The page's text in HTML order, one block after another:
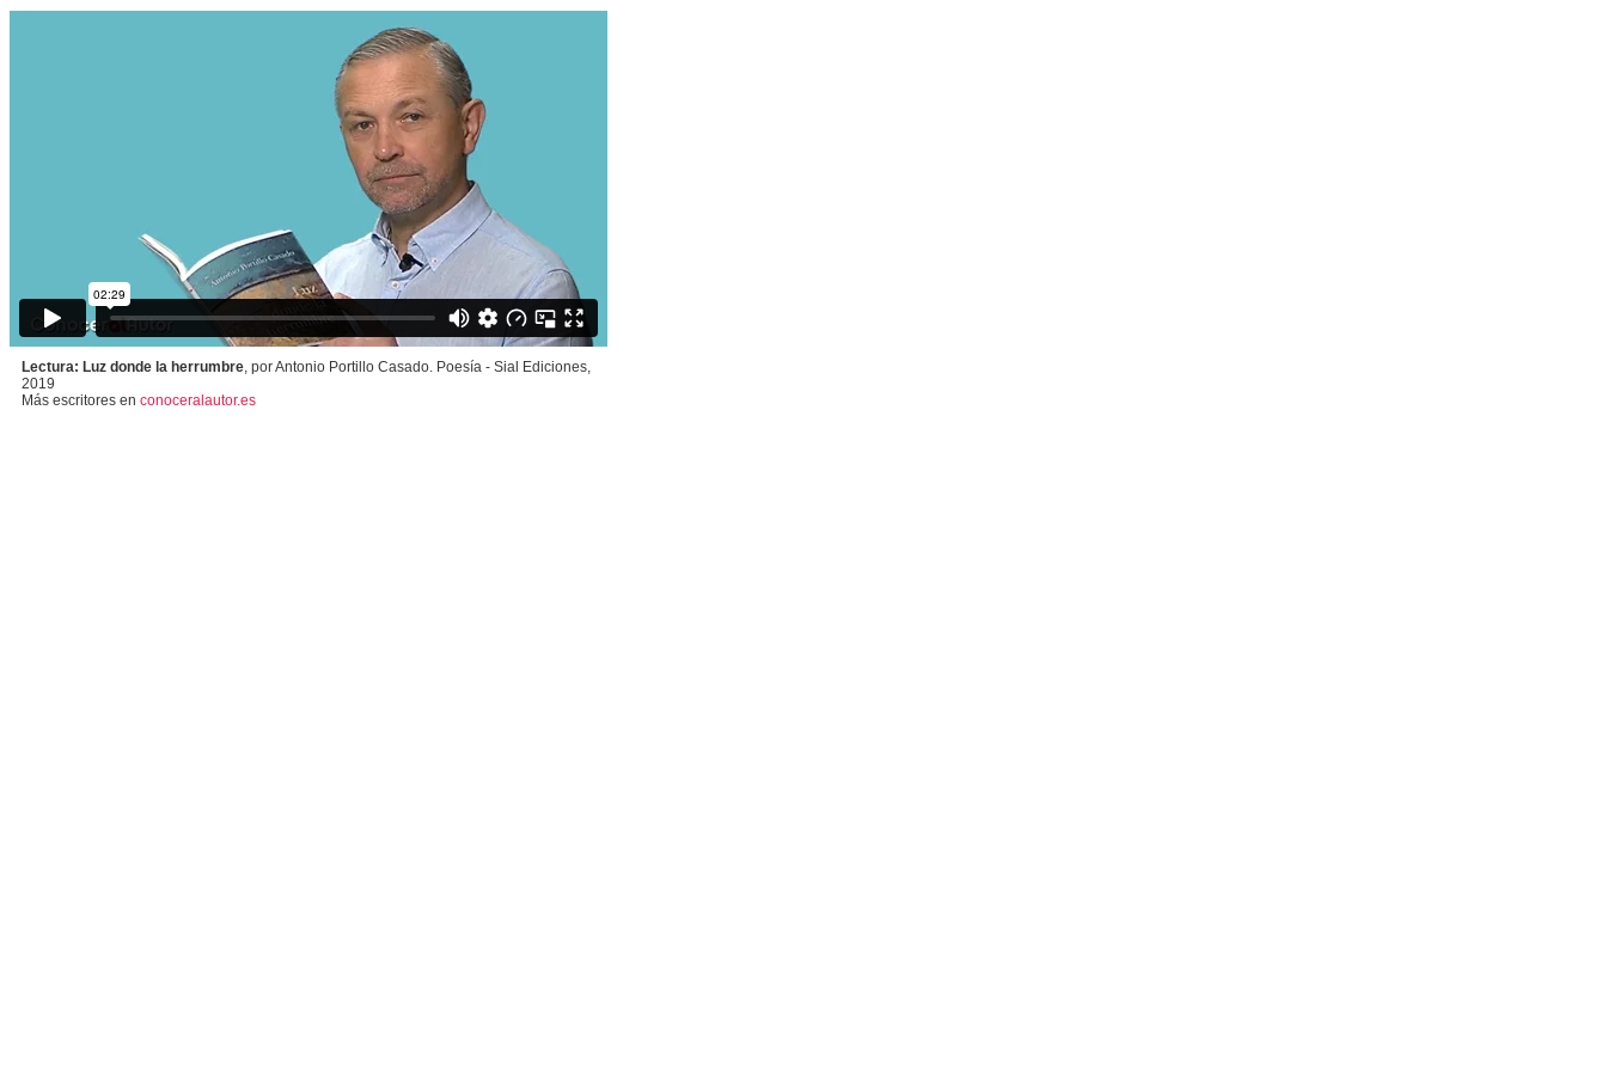
Lectura: Luz donde la herrumbre, por Antonio Portillo Casado. Poesía - Sial Ediciones,
2019
Más escritores en conoceralautor.es